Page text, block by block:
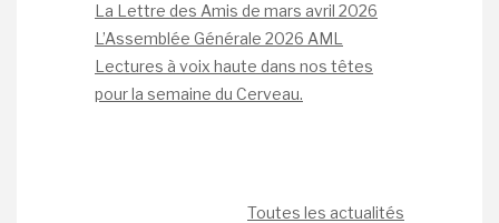
La Lettre des Amis de mars avril 2026
L’Assemblée Générale 2026 AML
Lectures à voix haute dans nos têtes
pour la semaine du Cerveau.
Toutes les actualités